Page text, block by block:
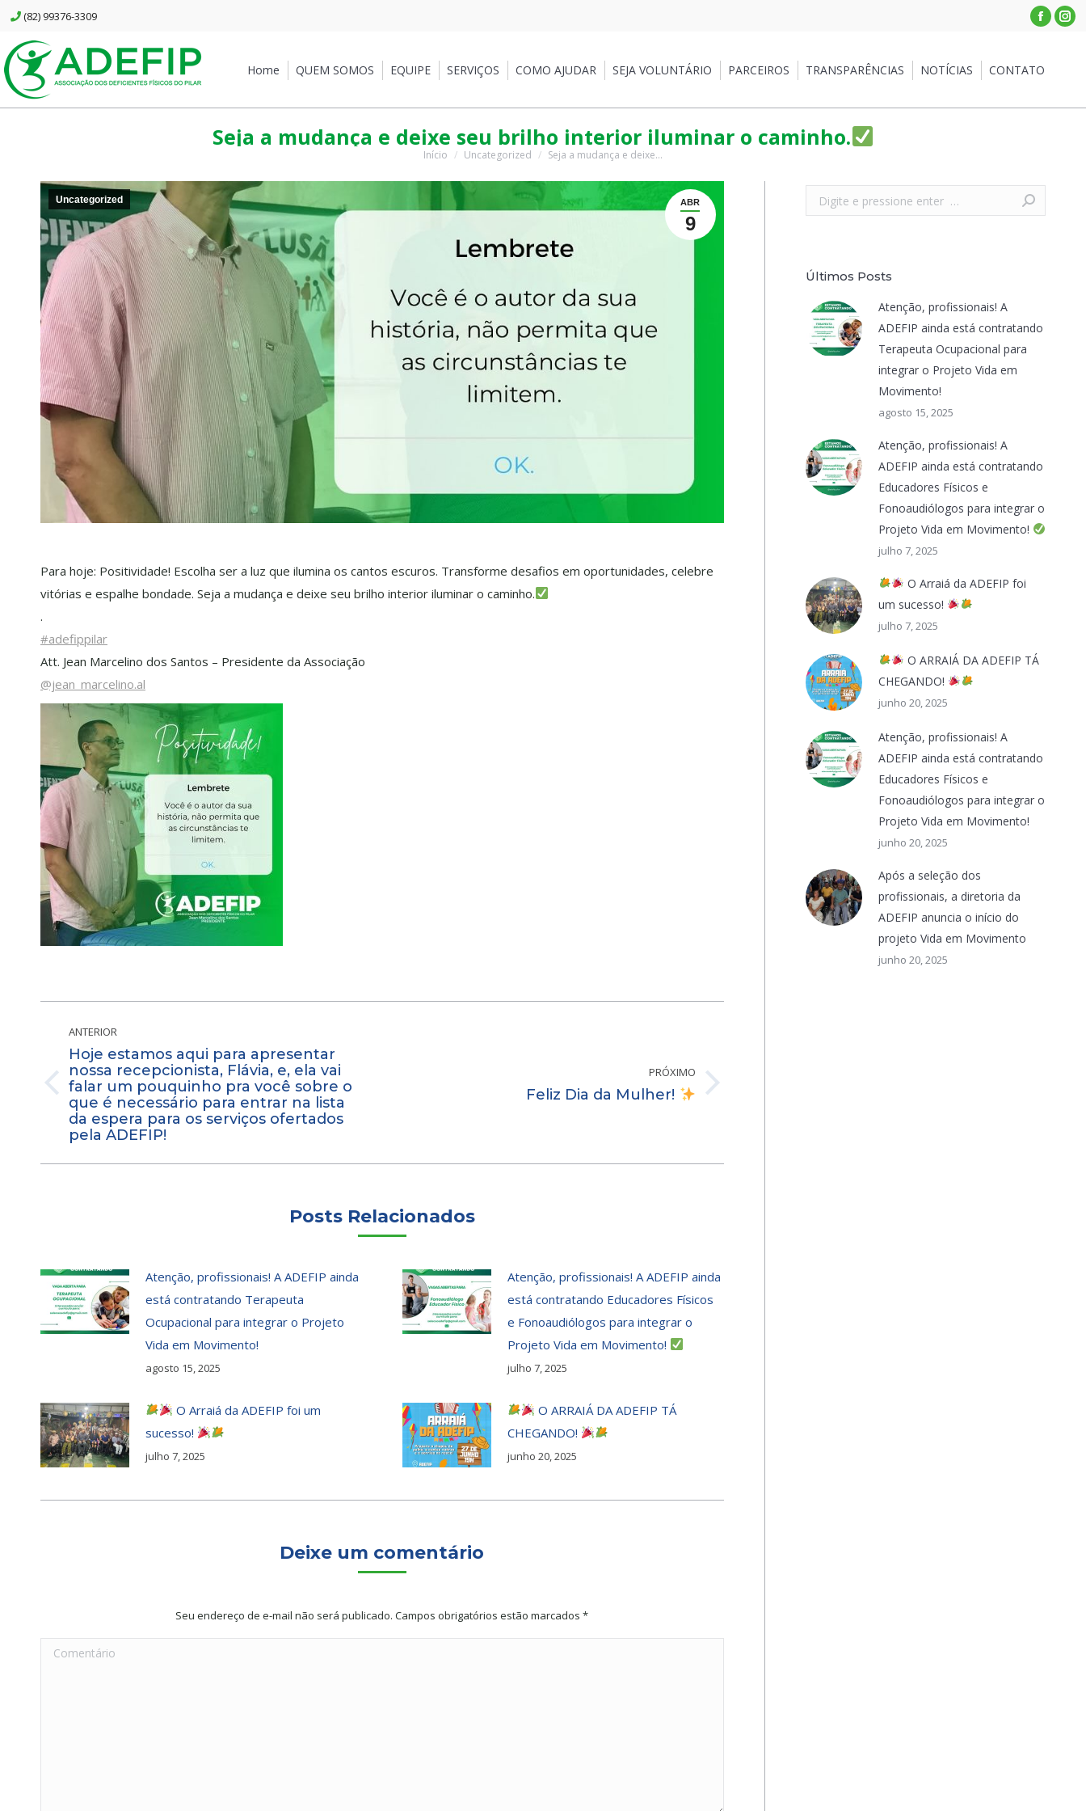
(82) 99376-3309
Home QUEM SOMOS EQUIPE SERVIÇOS COMO AJUDAR SEJA VOLUNTÁRIO PARCEIROS TRANSPARÊNCIAS NOTÍCIAS CONTATO
Seja a mudança e deixe seu brilho interior iluminar o caminho.
Você está aqui:
Início Uncategorized Seja a mudança e deixe…
ABR
9
Uncategorized
Para hoje: Positividade! Escolha ser a luz que ilumina os cantos escuros. Transforme desafios em oportunidades, celebre
vitórias e espalhe bondade. Seja a mudança e deixe seu brilho interior iluminar o caminho.
.
#adefippilar
Att. Jean Marcelino dos Santos – Presidente da Associação
@jean_marcelino.al
post:
ANTERIOR
Post
anterior:
Hoje estamos aqui para apresentar
nossa recepcionista, Flávia, e, ela vai
falar um pouquinho pra você sobre o
que é necessário para entrar na lista
da espera para os serviços ofertados
pela ADEFIP!
PRÓXIMO
Feliz Dia da Mulher!
Posts Relacionados
Atenção, profissionais! A ADEFIP ainda
está contratando Terapeuta
Ocupacional para integrar o Projeto
Vida em Movimento!
agosto 15, 2025
Atenção, profissionais! A ADEFIP ainda
está contratando Educadores Físicos
e Fonoaudiólogos para integrar o
Projeto Vida em Movimento!
julho 7, 2025
O Arraiá da ADEFIP foi um
sucesso!
julho 7, 2025
O ARRAIÁ DA ADEFIP TÁ
CHEGANDO!
junho 20, 2025
Deixe um comentário
Seu endereço de e-mail não será publicado. Campos obrigatórios estão marcados*
Comentário
Search:
Últimos Posts
Atenção, profissionais! A
ADEFIP ainda está contratando
Terapeuta Ocupacional para
integrar o Projeto Vida em
Movimento!
agosto 15, 2025
Atenção, profissionais! A
ADEFIP ainda está contratando
Educadores Físicos e
Fonoaudiólogos para integrar o
Projeto Vida em Movimento!
julho 7, 2025
O Arraiá da ADEFIP foi
um sucesso!
julho 7, 2025
O ARRAIÁ DA ADEFIP TÁ
CHEGANDO!
junho 20, 2025
Atenção, profissionais! A
ADEFIP ainda está contratando
Educadores Físicos e
Fonoaudiólogos para integrar o
Projeto Vida em Movimento!
junho 20, 2025
Após a seleção dos
profissionais, a diretoria da
ADEFIP anuncia o início do
projeto Vida em Movimento
junho 20, 2025